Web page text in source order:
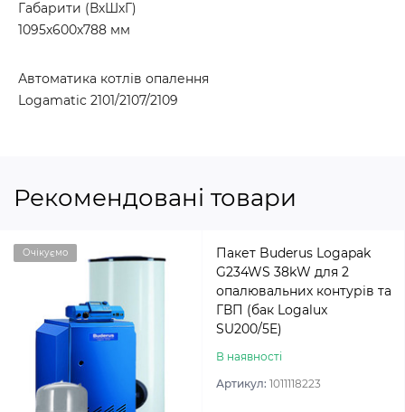
Габарити (ВхШхГ)
1095х600х788 мм
Автоматика котлів опалення
Logamatic 2101/2107/2109
Рекомендовані товари
Очікуємо
Пакет Buderus Logapak
G234WS 38kW для 2
опалювальних контурів та
ГВП (бак Logalux
SU200/5E)
В наявності
Артикул: 1011118223